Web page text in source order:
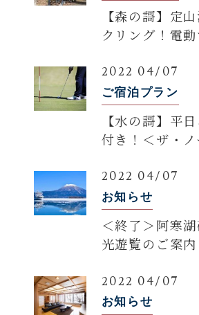
【森の謌】定
クリング！電
ンタル2時間付
場
2022 04/07
ご宿泊プラン
【水の謌】平
付き！＜ザ・
レー付きプラン
2022 04/07
お知らせ
＜終了＞阿寒
光遊覧のご案内
2022 04/07
お知らせ